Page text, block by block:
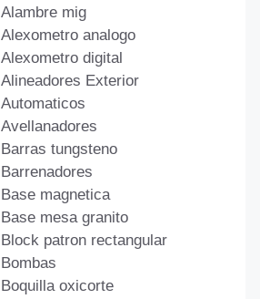
Alambre mig
Alexometro analogo
Alexometro digital
Alineadores Exterior
Automaticos
Avellanadores
Barras tungsteno
Barrenadores
Base magnetica
Base mesa granito
Block patron rectangular
Bombas
Boquilla oxicorte